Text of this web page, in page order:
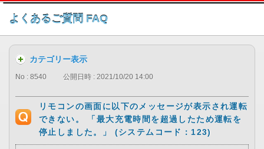
このページの本文へ
よくあるご質問 FAQ
カテゴリー表示
No : 8540 公開日時 : 2021/10/20 14:00
リモコンの画面に以下のメッセージが表示され運転
できない。 「最大充電時間を超過したため運転を
停止しました。」 (システムコード：123)